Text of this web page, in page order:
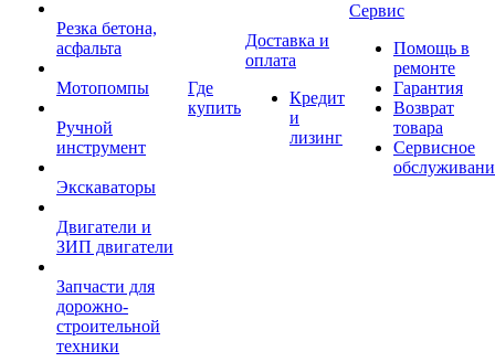
Резка бетона,
асфальта
Мотопомпы
Ручной
инструмент
Экскаваторы
Двигатели и
ЗИП двигатели
Запчасти для
дорожно-
строительной
техники
Где
купить
Доставка и
оплата
Кредит
и
лизинг
Сервис
Помощь в
ремонте
Гарантия
Возврат
товара
Сервисное